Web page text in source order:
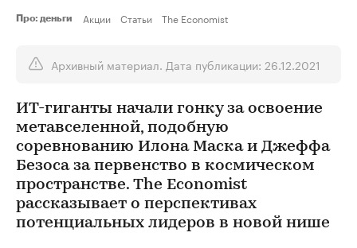
Про: деньги Акции Статьи The Economist
Архивный материал. Дата публикации: 26.12.2021
ИТ-гиганты начали гонку за освоение
метавселенной, подобную
соревнованию Илона Маска и Джеффа
Безоса за первенство в космическом
пространстве. The Economist
рассказывает о перспективах
потенциальных лидеров в новой нише